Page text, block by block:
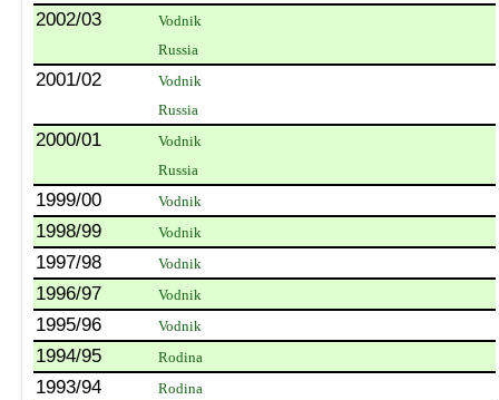
2002/03
Vodnik
Russia
2001/02
Vodnik
Russia
2000/01
Vodnik
Russia
1999/00 Vodnik
1998/99 Vodnik
1997/98 Vodnik
1996/97 Vodnik
1995/96 Vodnik
1994/95 Rodina
1993/94 Rodina